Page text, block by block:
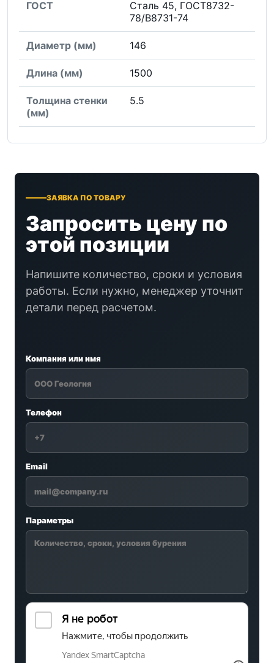
ГОСТ
Сталь 45, ГОСТ8732-
78/В8731-74
Диаметр (мм) 146
Длина (мм) 1500
Толщина стенки
(мм)
5.5
ЗАЯВКА ПО ТОВАРУ
Запросить цену по
этой позиции
Напишите количество, сроки и условия
работы. Если нужно, менеджер уточнит
детали перед расчетом.
Компания или имя
Телефон
Email
Параметры